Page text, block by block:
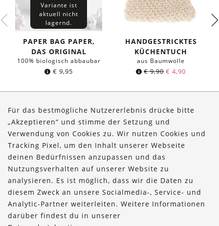
Variante ist
aktuell nicht
lagernd.
PAPER BAG PAPER,
DAS ORIGINAL
100% biologisch abbaubar
€ 9,95
HANDGESTRICKTES
KÜCHENTUCH
aus Baumwolle
€9,90 Ursprünglicher
war:
€ 9,90
€ 4,90
ist:
€ 4,90.
Über uns
Bestellungen
Kontakt & Hilfe
FOLLOW US
Für das bestmögliche Nutzererlebnis drücke bitte
„Akzeptieren“ und stimme der Setzung und
Verwendung von Cookies zu. Wir nutzen Cookies und
Tracking Pixel, um den Inhalt unserer Webseite
deinen Bedürfnissen anzupassen und das
Nutzungsverhalten auf unserer Website zu
analysieren. Es ist möglich, dass wir die Daten zu
diesem Zweck an unsere Socialmedia-, Service- und
Analytic-Partner weiterleiten. Weitere Informationen
darüber findest du in unserer